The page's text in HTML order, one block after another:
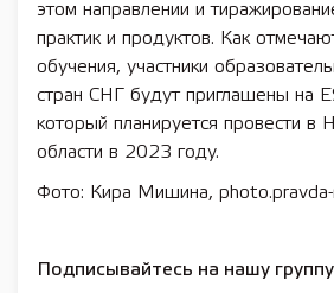
этом направлении и
практик и продуктов. Как
обучения, участники
стран СНГ будут приглашены на
который планируется провести в
области в 2023 году.
Фото: Кира Мишина, photo.pravda-
Подписывайтесь на нашу